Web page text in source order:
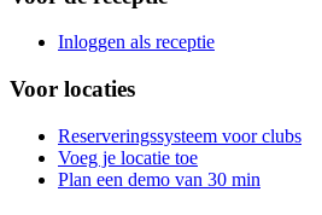
Inloggen als receptie
Voor locaties
Reserveringssysteem voor clubs
Voeg je locatie toe
Plan een demo van 30 min